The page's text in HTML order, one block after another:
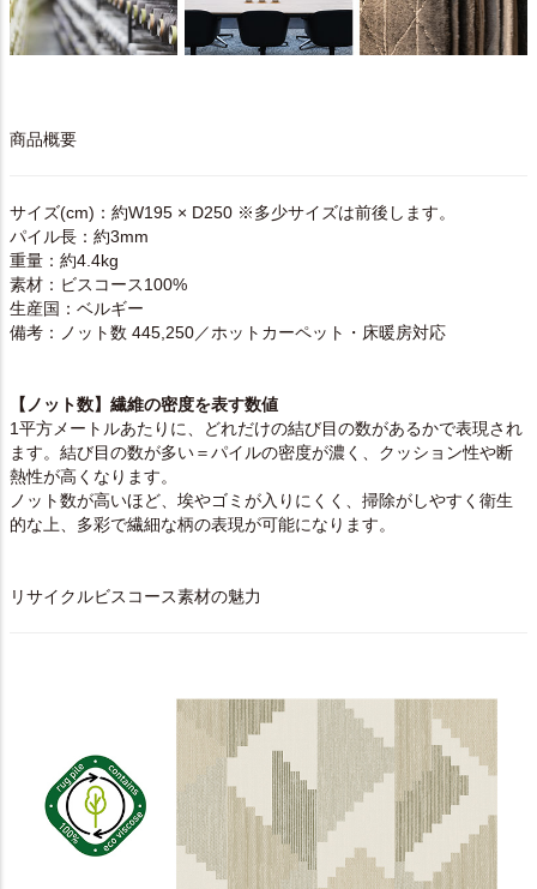
商品概要
サイズ(cm)：約W195 × D250 ※多少サイズは前後します。
パイル長：約3mm
重量：約4.4kg
素材：ビスコース100%
生産国：ベルギー
備考：ノット数 445,250／ホットカーペット・床暖房対応
【ノット数】繊維の密度を表す数値
1平方メートルあたりに、どれだけの結び目の数があるかで表現され
ます。結び目の数が多い＝パイルの密度が濃く、クッション性や断
熱性が高くなります。
ノット数が高いほど、埃やゴミが入りにくく、掃除がしやすく衛生
的な上、多彩で繊細な柄の表現が可能になります。
リサイクルビスコース素材の魅力